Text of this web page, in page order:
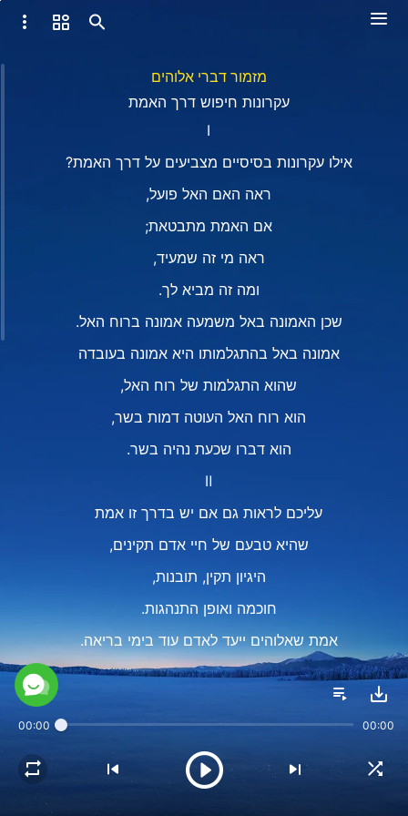
מזמור דברי אלוהים
עקרונות חיפוש דרך האמת
Ⅰ
אילו עקרונות בסיסיים מצביעים על דרך האמת?
ראה האם האל פועל,
אם האמת מתבטאת;
ראה מי זה שמעיד,
ומה זה מביא לך.
שכן האמונה באל משמעה אמונה ברוח האל.
אמונה באל בהתגלמותו היא אמונה בעובדה
שהוא התגלמות של רוח האל,
הוא רוח האל העוטה דמות בשר,
הוא דברו שכעת נהיה בשר.
Ⅱ
עליכם לראות גם אם יש בדרך זו אמת
שהיא טבעם של חיי אדם תקינים,
היגיון תקין, תובנות,
חוכמה ואופן התנהגות.
אמת שאלוהים ייעד לאדם עוד בימי בריאה.
האם הדרך מובילה לחיים תקינים?
האם אמיתותה מבקשת מכם לחיות באנושיות תקינה?
האם העיתוי נכון?
00:00 00:00